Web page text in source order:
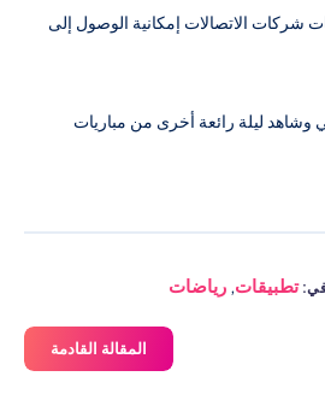
شركات الاتصالات إمكانية الوصول إلى
وشاهد ليلة رائعة أخرى من مباريات
تطبيقات, رياضات
المقالة القادمة